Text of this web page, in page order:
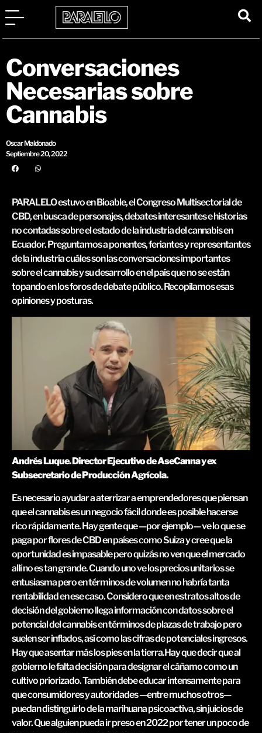
Conversaciones
Necesarias sobre
Cannabis
Oscar Maldonado
Septiembre 20, 2022
PARALELO estuvo en Bioable, el Congreso Multisectorial de
CBD, en busca de personajes, debates interesantes e historias
no contadas sobre el estado de la industria del cannabis en
Ecuador. Preguntamos a ponentes, feriantes y representantes
de la industria cuáles son las conversaciones importantes
sobre el cannabis y su desarrollo en el país que no se están
topando en los foros de debate público. Recopilamos esas
opiniones y posturas.
Andrés Luque.Director Ejecutivo de AseCanna y ex
Subsecretario de Producción Agrícola.
Es necesario ayudar a aterrizar a emprendedores que piensan
que el cannabis es un negocio fácil donde es posible hacerse
rico rápidamente. Hay gente que —por ejemplo— ve lo que se
paga por flores de CBD en países como Suiza y cree que la
oportunidad es impasable pero quizás no ven que el mercado
allí no es tan grande. Cuando uno ve los precios unitarios se
entusiasma pero en términos de volumen no habría tanta
rentabilidad en ese caso. Considero que en estratos altos de
decisión del gobierno llega información con datos sobre el
potencial del cannabis en términos de plazas de trabajo pero
suelen ser inflados, así como las cifras de potenciales ingresos.
Hay que asentar más los pies en la tierra.Hay que decir que al
gobierno le falta decisión para designar el cáñamo como un
cultivo priorizado. También debe educar intensamente para
que consumidores y autoridades —entre muchos otros—
puedan distinguirlo de la marihuana psicoactiva, sin juicios de
valor. Que alguien pueda ir preso en 2022 por tener un poco de